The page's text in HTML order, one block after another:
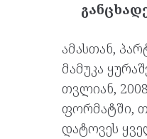
ამასთან,
მამუკა
თვლიან,
ფორმატში,
დატოვეს